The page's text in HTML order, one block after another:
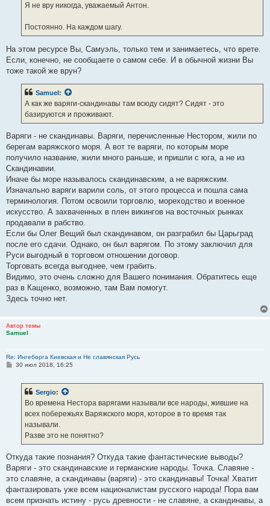
Я не вру никогда, уважаемый Антон.
Постоянно. На каждом шагу.
На этом ресурсе Вы, Самуэль, только тем и занимаетесь, что врете.
Если, конечно, не сообщаете о самом себе. И в обычной жизни Вы
тоже такой же врун?
Samuel:
А как же варяги-скандинавы там всюду сидят? Сидят - это
базируются и проживают.
Варяги - не скандинавы. Варяги, перечисленные Нестором, жили по
берегам варяжского моря. А вот те варяги, по которым море
получило название, жили много раньше, и пришли с юга, а не из
Скандинавии.
Иначе бы море называлось скандинавским, а не варяжским.
Изначально варяги варили соль, от этого процесса и пошла сама
терминология. Потом освоили торговлю, мореходство и военное
искусство. А захваченных в плен викингов на восточных рынках
продавали в рабство.
Если бы Олег Вещий был скандинавом, он разграбил бы Царьград
после его сдачи. Однако, он был варягом. По этому заключил для
Руси выгодный в торговом отношении договор.
Торговать всегда выгоднее, чем грабить.
Видимо, это очень сложно для Вашего понимания. Обратитесь еще
раз в Кащенко, возможно, там Вам помогут.
Здесь точно нет.
Автор темы
Samuel
Re: Ингеборга Киевская и Не славянская Русь
С30 июл 2018, 16:25
Sergio:
Во времена Нестора варягами называли все народы, жившие на
всех побережьях Варяжского моря, которое в то время так
называли.
Разве это не понятно?
Откуда такие познания? Откуда такие фантастические выводы?
Варяги - это скандинавские и германские народы. Точка. Славяне -
это славяне, а скандинавы (варяги) - это скандинавы! Точка! Хватит
фантазировать уже всем националистам русского народа! Пора вам
всем признать истину - русь древности - не славяне, а скандинавы, а